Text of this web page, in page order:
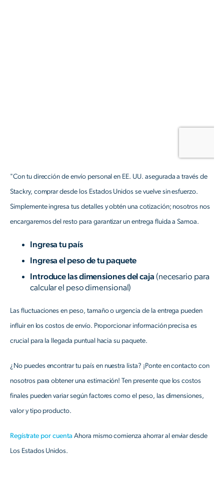
"Con tu dirección de envío personal en EE. UU. asegurada a través de
Stackry, comprar desde los Estados Unidos se vuelve sin esfuerzo.
Simplemente ingresa tus detalles y obtén una cotización; nosotros nos
encargaremos del resto para garantizar un entrega fluida a Samoa.
Ingresa tu país
Ingresa el peso de tu paquete
Introduce las dimensiones del caja (necesario para
calcular el peso dimensional)
Las fluctuaciones en peso, tamaño o urgencia de la entrega pueden
influir en los costos de envío. Proporcionar información precisa es
crucial para la llegada puntual hacia su paquete.
¿No puedes encontrar tu país en nuestra lista? ¡Ponte en contacto con
nosotros para obtener una estimación! Ten presente que los costos
finales pueden variar según factores como el peso, las dimensiones,
valor y tipo producto.
Regístrate por cuentaAhora mismo comienza ahorrar al enviar desde
Los Estados Unidos.